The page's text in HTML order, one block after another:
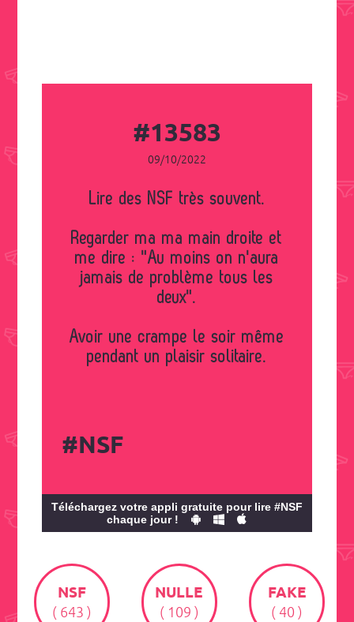
#13583
09/10/2022
Lire des NSF très souvent.
Regarder ma ma main droite et
me dire : "Au moins on n'aura
jamais de problème tous les
deux".
Avoir une crampe le soir même
pendant un plaisir solitaire.
#NSF
Téléchargez votre appli gratuite pour lire #NSF
chaque jour !
NSF
( 643 )
NULLE
( 109 )
FAKE
( 40 )